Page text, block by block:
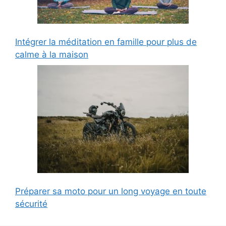
Intégrer la méditation en famille pour plus de
calme à la maison
Préparer sa moto pour un long voyage en toute
sécurité